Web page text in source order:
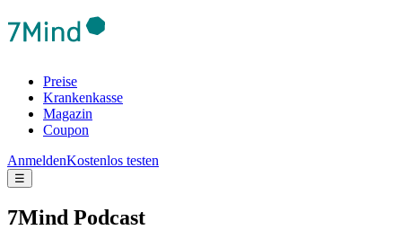
Preise
Krankenkasse
Magazin
Coupon
AnmeldenKostenlos testen
☰
7Mind Podcast